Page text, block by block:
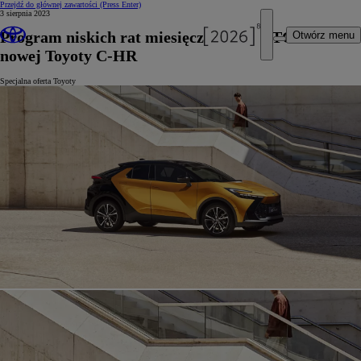
Przejdź do głównej zawartości (Press Enter)
Otwórz menu
3 sierpnia 2023
Program niskich rat miesięcznych KINTO ONE dla
nowej Toyoty C-HR
Specjalna oferta Toyoty